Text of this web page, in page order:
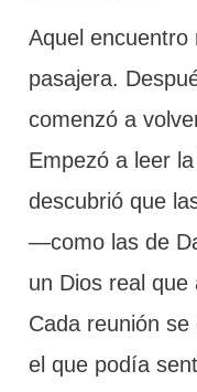
Aquel encuentro
pasajera.
comenzó a
Empezó a leer
descubrió que
—como las de
un Dios real que
Cada reunión
el que podía